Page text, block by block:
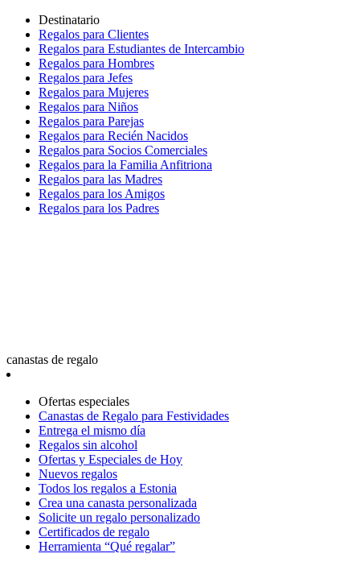
Destinatario
Regalos para Clientes
Regalos para Estudiantes de Intercambio
Regalos para Hombres
Regalos para Jefes
Regalos para Mujeres
Regalos para Niños
Regalos para Parejas
Regalos para Recién Nacidos
Regalos para Socios Comerciales
Regalos para la Familia Anfitriona
Regalos para las Madres
Regalos para los Amigos
Regalos para los Padres
canastas de regalo
Ofertas especiales
Canastas de Regalo para Festividades
Entrega el mismo día
Regalos sin alcohol
Ofertas y Especiales de Hoy
Nuevos regalos
Todos los regalos a Estonia
Crea una canasta personalizada
Solicite un regalo personalizado
Certificados de regalo
Herramienta “Qué regalar”